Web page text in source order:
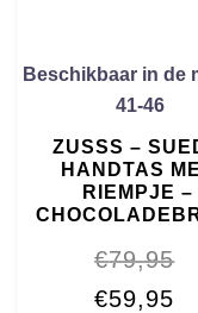
Beschikbaar in de
41-46
ZUSSS –
HANDTAS
RIEMPJE –
€79,95
€59,95